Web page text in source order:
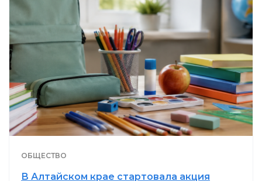
ОБЩЕСТВО
В Алтайском крае стартовала акция